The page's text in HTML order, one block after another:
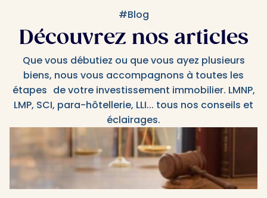
#Blog
Découvrez nos articles
Que vous débutiez ou que vous ayez plusieurs
biens, nous vous accompagnons à toutes les
étapes de votre investissement immobilier. LMNP,
LMP, SCI, para-hôtellerie, LLI... tous nos conseils et
éclairages.